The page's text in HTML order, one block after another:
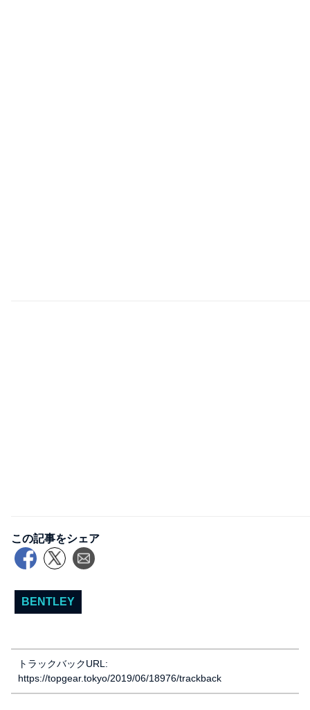
この記事をシェア
BENTLEY
トラックバックURL:
https://topgear.tokyo/2019/06/18976/trackback